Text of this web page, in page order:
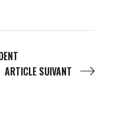
ARTICLE SUIVANT